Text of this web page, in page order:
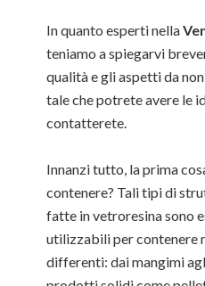
In quanto esperti nella
teniamo a spiegarvi
qualità e gli aspetti da
tale che potrete avere le
contatterete.
Innanzi tutto, la prima
contenere? Tali tipi di
fatte in vetroresina sono
utilizzabili per contenere
differenti: dai mangimi